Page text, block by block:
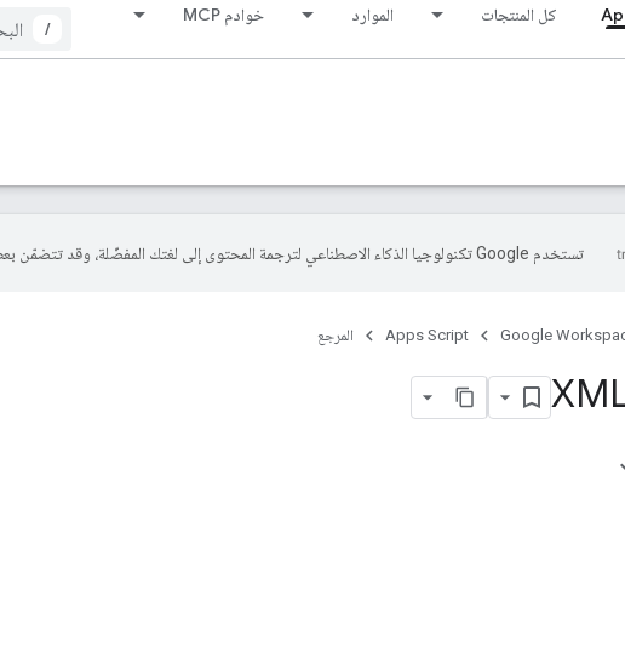
كل المنتجات الموارد خوادم MCP
/
تستخدم Google تكنولوجيا الذكاء الاصطناعي لترجمة المحتوى إلى لغتك المفضّلة، وقد تتضمّن بعض الأخطاء.
Google
Apps Script المرجع